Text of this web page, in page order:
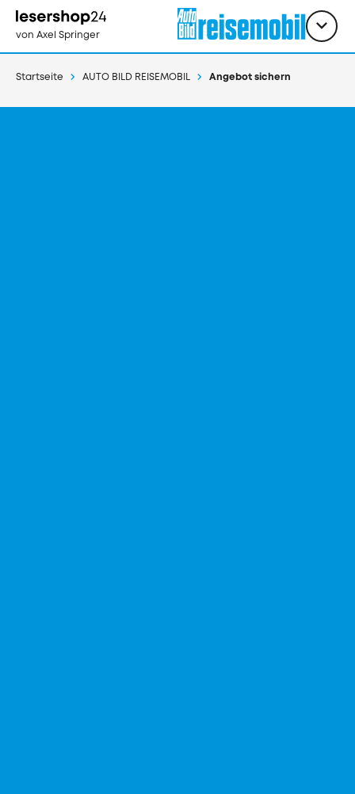
zum
Inhalt
von Axel Springer
Titel
Startseite AUTO BILD REISEMOBIL Angebot sichern